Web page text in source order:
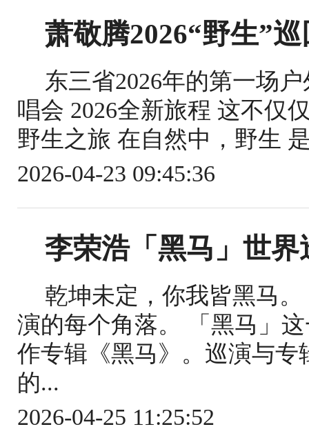
萧敬腾2026“野生”
东三省2026年的第一场
唱会 2026全新旅程 这不仅
野生之旅 在自然中，野生
2026-04-23 09:45:36
李荣浩「黑马」世
乾坤未定，你我皆黑马
演的每个角落。 「黑马」
作专辑《黑马》。巡演与
的...
2026-04-25 11:25:52